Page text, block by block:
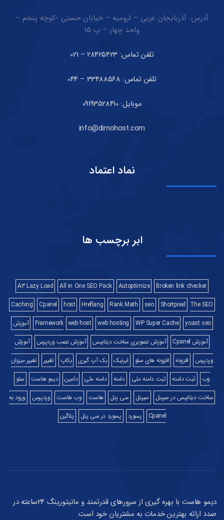
آدرس: آذربایجان غربی – ارومیه – خیابان حسنی -کوچه پنجم –
واحد چهار – پ 15
تلفن تماس: 28425423 – 021
تلفن تماس: 33488568 – 044
موبایل: 09193528410
info@dimohost.com
نماد اعتماد
ابر برچسب ها
A3 Lazy Load All in One SEO Pack Autoptimize
Broken link checker
Caching
Cpanel host Hreflang Rank Math seo Shortpixel The SEO
Framework web host web hosting WP Super Cache yoast seo
آموزش
آموزش Cpanel
آموزش تصویری ساخت دیتابیس آموزش نصب وردپرس
آموزش
وردپرس
افزونه افزونه های سئو ایرنیک بک آپ گیری بکاپ تغییر
تغییر میزبان
وب
ثبت دامنه ثبت دامنه ملی دامنه دامنه ملی دامین دیمو هاست
سئو
ساخت دیتابیس در سیپنل
سیپنل سی پنل هاست وب هاست وردپرس
ورود به
Cpanel
پسورد پسورد در سی پنل پلاگین
دیمو هاست با بهره گیری از سرورهای قدرتمند و مانیتورینگ 24ساعته در
صدد ارائه بهترین خدمات به مشتریان خود است.